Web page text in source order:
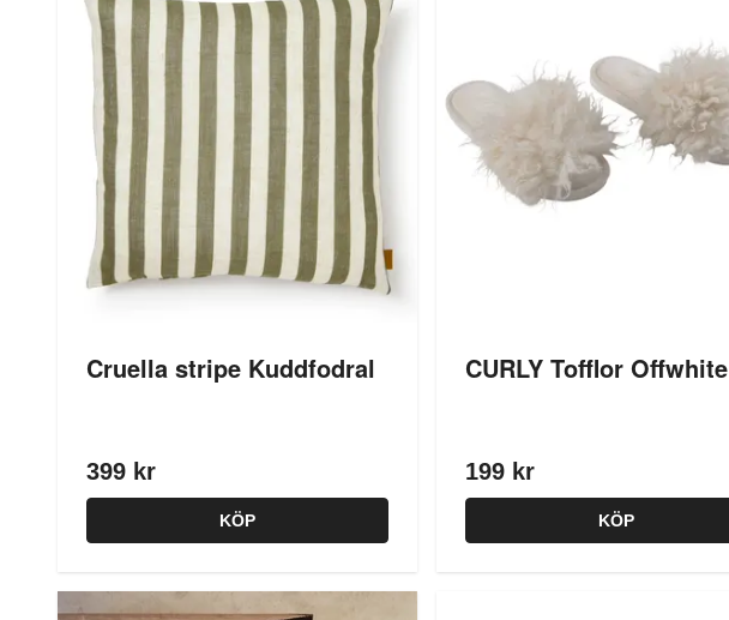
Cruella stripe Kuddfodral
399 kr
KÖP
CURLY Tofflor Offwhite
199 kr
KÖP